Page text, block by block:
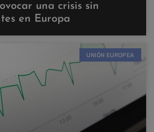
una crisis sin
en Europa
UNIÓN EUROPEA